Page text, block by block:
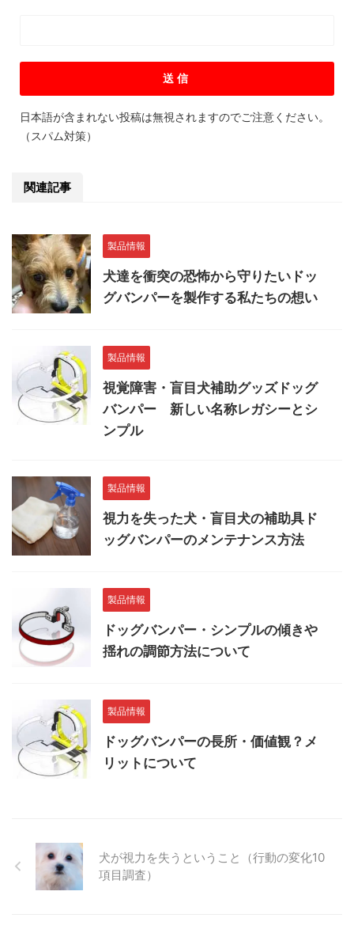
日本語が含まれない投稿は無視されますのでご注意ください。
（スパム対策）
関連記事
製品情報
犬達を衝突の恐怖から守りたいドッ
グバンパーを製作する私たちの想い
製品情報
視覚障害・盲目犬補助グッズドッグ
バンパー 新しい名称レガシーとシ
ンプル
製品情報
視力を失った犬・盲目犬の補助具ド
ッグバンパーのメンテナンス方法
製品情報
ドッグバンパー・シンプルの傾きや
揺れの調節方法について
製品情報
ドッグバンパーの長所・価値観？メ
リットについて
犬が視力を失うということ（行動の変化10
項目調査）